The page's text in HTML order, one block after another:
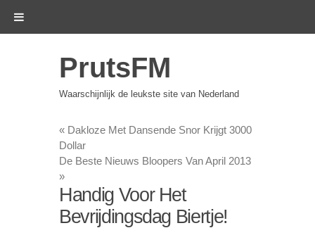
PrutsFM
Waarschijnlijk de leukste site van Nederland
« Dakloze Met Dansende Snor Krijgt 3000
Dollar
De Beste Nieuws Bloopers Van April 2013
»
Handig Voor Het
Bevrijdingsdag Biertje!